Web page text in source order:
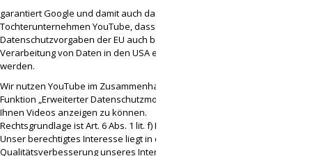
garantiert Google und damit auch das
Tochterunternehmen YouTube, dass die
Datenschutzvorgaben der EU auch bei der
Verarbeitung von Daten in den USA eingehalten
werden.
Wir nutzen YouTube im Zusammenhang mit der
Funktion „Erweiterter Datenschutzmodus“, um
Ihnen Videos anzeigen zu können.
Rechtsgrundlage ist Art. 6 Abs. 1 lit. f) DSGVO.
Unser berechtigtes Interesse liegt in der
Qualitätsverbesserung unseres Internetauftritts.